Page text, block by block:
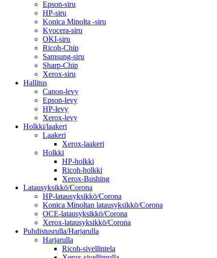
Epson-siru
HP-siru
Konica Minolta -siru
Kyocera-siru
OKI-siru
Ricoh-Chip
Samsung-siru
Sharp-Chip
Xerox-siru
Hallitus
Canon-levy
Epson-levy
HP-levy
Xerox-levy
Holkki/laakeri
Laakeri
Xerox-laakeri
Holkki
HP-holkki
Ricoh-holkki
Xerox-Bushing
Latausyksikkö/Corona
HP-latausyksikkö/Corona
Konica Minoltan latausyksikkö/Corona
OCE-latausyksikkö/Corona
Xerox-latausyksikkö/Corona
Puhdistusrulla/Harjarulla
Harjarulla
Ricoh-sivellintela